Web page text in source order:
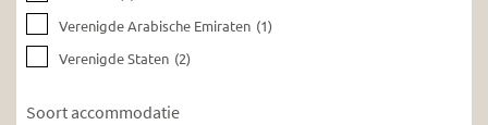
Verenigde Arabische Emiraten (1)
Verenigde Staten (2)
Soort accommodatie